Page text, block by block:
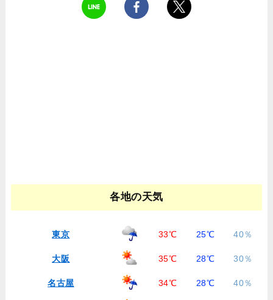
各地の天気
東京 33℃ 25℃ 40％
大阪 35℃ 28℃ 30％
名古屋 34℃ 28℃ 40％